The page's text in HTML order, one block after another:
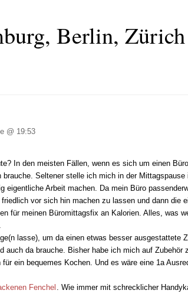
Berlin, Zürich
@ 19:53
In den meisten Fällen, wenn es sich um einen
Seltener stelle ich mich in der
Arbeit machen. Da mein Büro
vor sich hin machen zu lassen und dann die
für meinen Büromittagsfix an Kalorien. Alles, was
lasse), um da einen etwas besser
da brauche. Bisher habe ich mich auf Zubehör
ein bequemes Kochen. Und es wäre eine 1a
Fenchel . Wie immer mit schrecklicher